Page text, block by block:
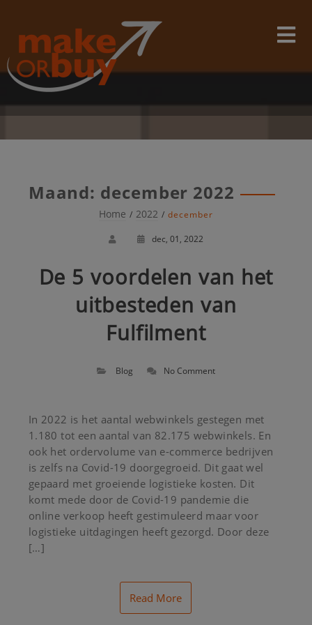
content
Maand: december 2022
Home 2022 december
dec, 01, 2022
De 5 voordelen van het
uitbesteden van
Fulfilment
Blog No Comment
In 2022 is het aantal webwinkels gestegen met
1.180 tot een aantal van 82.175 webwinkels. En
ook het ordervolume van e-commerce bedrijven
is zelfs na Covid-19 doorgegroeid. Dit gaat wel
gepaard met groeiende logistieke kosten. Dit
komt mede door de Covid-19 pandemie die
online verkoop heeft gestimuleerd maar voor
logistieke uitdagingen heeft gezorgd. Door deze
[…]
Read More